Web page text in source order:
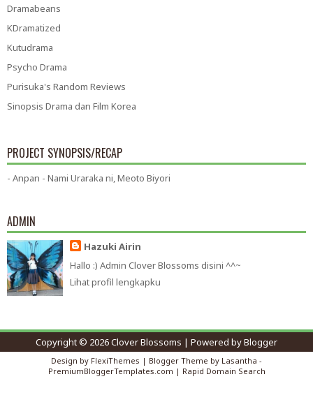
Dramabeans
KDramatized
Kutudrama
Psycho Drama
Purisuka's Random Reviews
Sinopsis Drama dan Film Korea
PROJECT SYNOPSIS/RECAP
- Anpan - Nami Uraraka ni, Meoto Biyori
ADMIN
Hazuki Airin
Hallo :) Admin Clover Blossoms disini ^^~
Lihat profil lengkapku
Copyright © 2026Clover Blossoms | Powered byBlogger
Design by FlexiThemes | Blogger Theme by Lasantha -
PremiumBloggerTemplates.com | Rapid Domain Search